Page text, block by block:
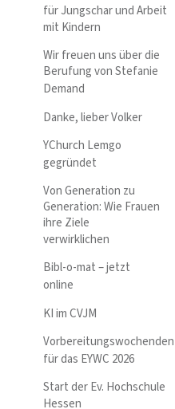
für Jungschar und Arbeit
mit Kindern
Wir freuen uns über die
Berufung von Stefanie
Demand
Danke, lieber Volker
YChurch Lemgo
gegründet
Von Generation zu
Generation: Wie Frauen
ihre Ziele
verwirklichen
Bibl-o-mat – jetzt
online
KI im CVJM
Vorbereitungswochenden
für das EYWC 2026
Start der Ev. Hochschule
Hessen